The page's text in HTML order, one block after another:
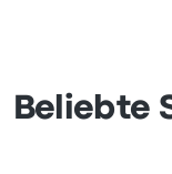
Beliebte